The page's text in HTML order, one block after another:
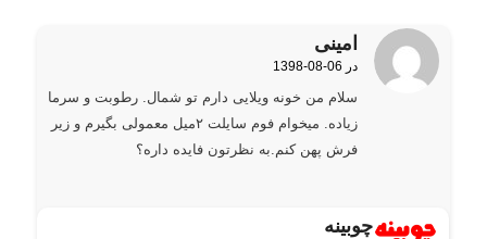
امینی
گفته:1398-08-06 در
سلام من خونه ویلایی دارم تو شمال. رطوبت و سرما
زیاده. میخوام فوم سایلت ۲میل معمولی بگیرم و زیر
فرش پهن کنم.به نظرتون فایده داره؟
چوبینه